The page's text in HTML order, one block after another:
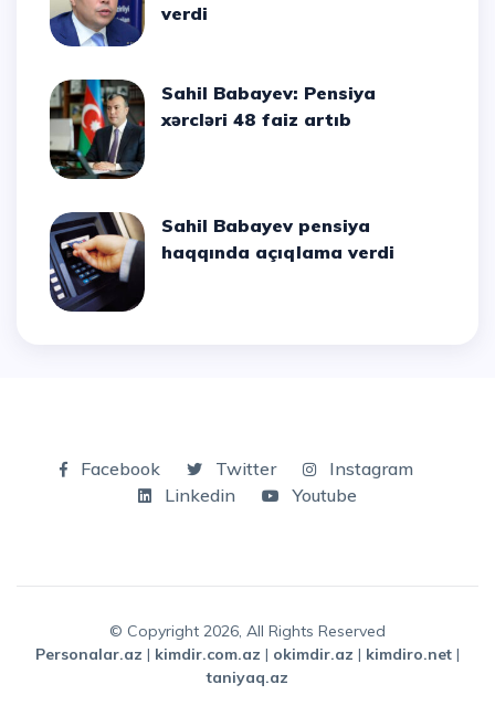
verdi
Sahil Babayev: Pensiya
xərcləri 48 faiz artıb
Sahil Babayev pensiya
haqqında açıqlama verdi
Facebook Twitter
Instagram
Linkedin
Youtube
© Copyright 2026, All Rights Reserved
personalar.az | kimdir.com.az | okimdir.az | kimdiro.net |
taniyaq.az